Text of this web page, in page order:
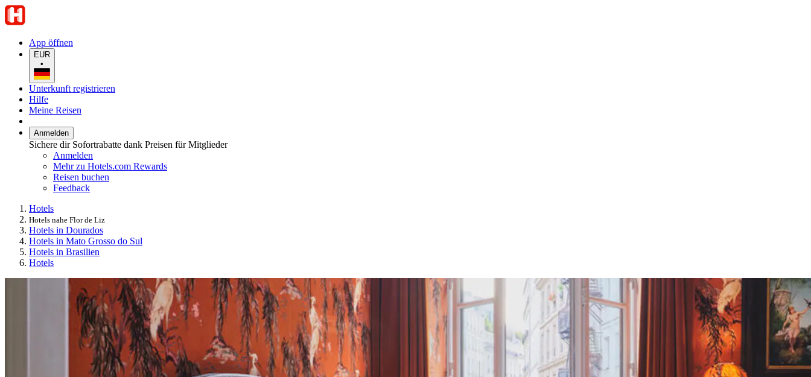
App öffnen
EUR
•
Unterkunft registrieren
Hilfe
Meine Reisen
Anmelden
Sichere dir Sofortrabatte dank Preisen für Mitglieder
Anmelden
Mehr zu Hotels.com Rewards
Reisen buchen
Feedback
Hotels
Hotels nahe Flor de Liz
Hotels in Dourados
Hotels in Mato Grosso do Sul
Hotels in Brasilien
Hotels